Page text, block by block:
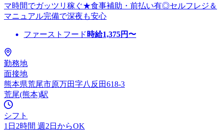
マ時間でガッツリ稼ぐ★食事補助・前払い有◎セルフレジ＆
マニュアル完備で深夜も安心
ファーストフード 時給1,375円〜
勤務地
面接地
熊本県荒尾市原万田字八反田618-3
荒尾(熊本)駅
シフト
1日2時間 週2日からOK